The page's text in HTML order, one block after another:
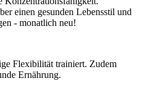
einen gesunden Lebensstil und
- monatlich neu!
Flexibilität trainiert. Zudem
Ernährung.